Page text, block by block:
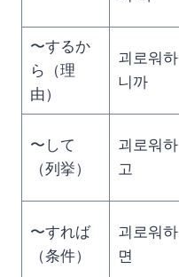
〜するか
ら（理
由）
괴로워하
니까
〜して
（列挙）
괴로워하
고
〜すれば
（条件）
괴로워하
면